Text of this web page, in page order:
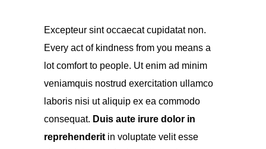
Excepteur sint occaecat cupidatat non.
Every act of kindness from you means a
lot comfort to people. Ut enim ad minim
veniamquis nostrud exercitation ullamco
laboris nisi ut aliquip ex ea commodo
consequat. Duis aute irure dolor in
reprehenderit in voluptate velit esse